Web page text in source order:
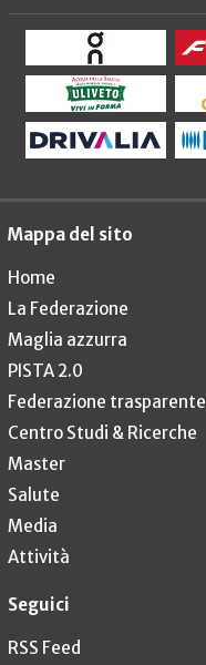
Mappa del sito
Home
La Federazione
Maglia azzurra
PISTA 2.0
Federazione trasparente
Centro Studi & Ricerche
Master
Salute
Media
Attività
Seguici
RSS Feed